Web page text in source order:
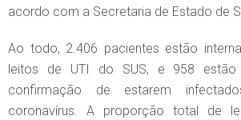
acordo com a Secretaria de Estado de
Ao todo, 2.406 pacientes estão
leitos de UTI do SUS, e 958
confirmação de estarem
coronavírus. A proporção total de